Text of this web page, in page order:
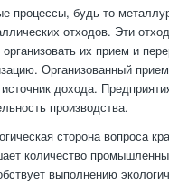
процессы, будь то
отходов. Эти
их прием и
Организованный
дохода.
производства.
сторона вопроса
количество
выполнению